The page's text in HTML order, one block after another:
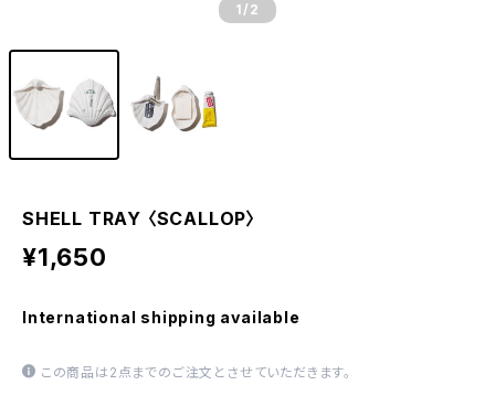
1 /2
SHELL TRAY 〈SCALLOP〉
¥1,650
International shipping available
この商品は2点までのご注文とさせていただきます。